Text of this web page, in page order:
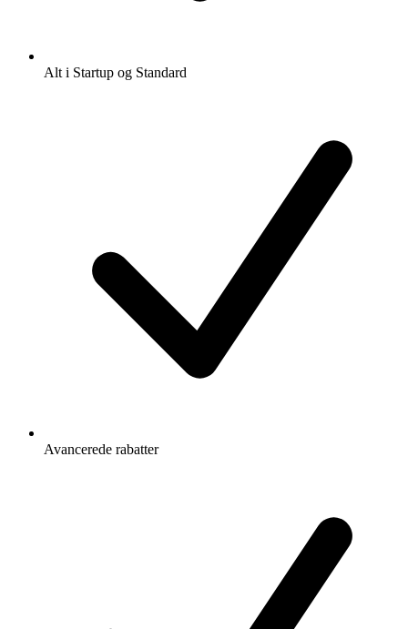
Alt i Startup og Standard
Avancerede rabatter